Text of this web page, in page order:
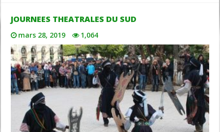
JOURNEES THEATRALES DU SUD
mars 28, 2019 1,064